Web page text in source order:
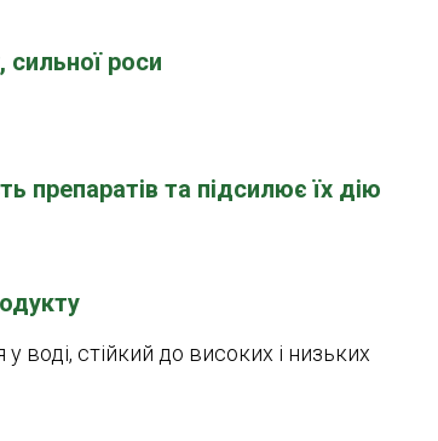
сильної роси
препаратів та підсилює їх дію
воді, стійкий до високих і низьких